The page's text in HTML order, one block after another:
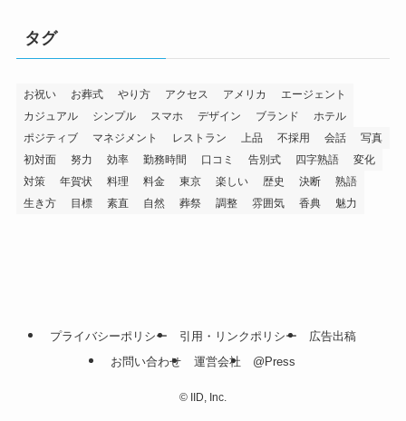
タグ
お祝い お葬式 やり方 アクセス アメリカ
エージェント
カジュアル
シンプル スマホ デザイン ブランド
ホテル
ポジティブ
マネジメント レストラン 上品 不採用 会話
写真
初対面
努力 効率 勤務時間 口コミ 告別式 四字熟語
変化
対策
年賀状 料理 料金 東京 楽しい 歴史 決断
熟語
生き方
目標 素直 自然 葬祭 調整 雰囲気 香典 魅力
プライバシーポリシー 引用・リンクポリシー
広告出稿
お問い合わせ
運営会社 @Press
© IID, Inc.